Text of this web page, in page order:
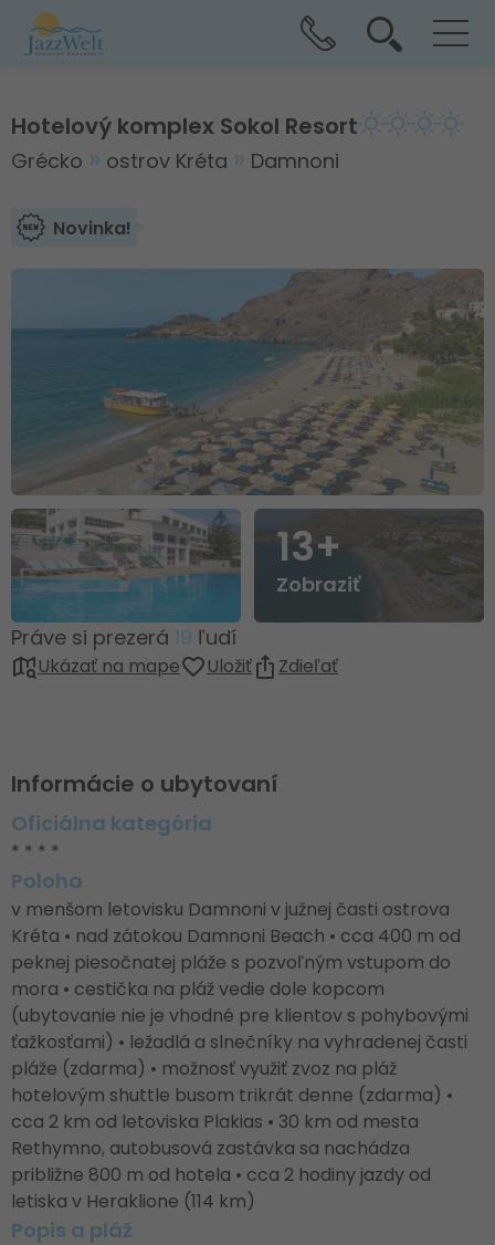
Hotelový komplex Sokol Resort
Grécko ostrov Kréta Damnoni
Novinka!
13+
Zobraziť
Práve si prezerá 19 ľudí
Ukázať na mape Uložiť Zdieľať
Informácie o ubytovaní
Oficiálna kategória
* * * *
Poloha
v menšom letovisku Damnoni v južnej časti ostrova
Kréta • nad zátokou Damnoni Beach • cca 400 m od
peknej piesočnatej pláže s pozvoľným vstupom do
mora • cestička na pláž vedie dole kopcom
(ubytovanie nie je vhodné pre klientov s pohybovými
ťažkosťami) • ležadlá a slnečníky na vyhradenej časti
pláže (zdarma) • možnosť využiť zvoz na pláž
hotelovým shuttle busom trikrát denne (zdarma) •
cca 2 km od letoviska Plakias • 30 km od mesta
Rethymno, autobusová zastávka sa nachádza
približne 800 m od hotela • cca 2 hodiny jazdy od
letiska v Heraklione (114 km)
Popis a pláž